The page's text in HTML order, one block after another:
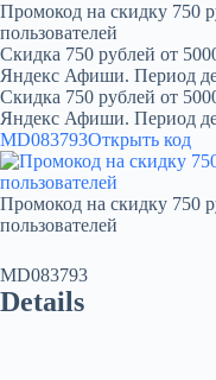
Промокод на скидку 750
пользователей
Скидка 750 рублей от
Яндекс Афиши. Период
Скидка 750 рублей от
Яндекс Афиши. Период
MD083793Открыть код
Промокод на скидку 750
пользователей
MD083793
Details